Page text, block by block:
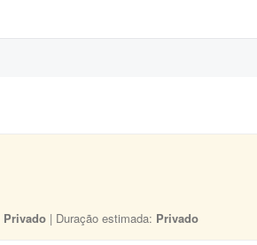
Privado | Duração estimada: Privado